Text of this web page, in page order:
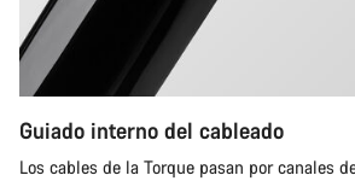
Guiado interno del cableado
Los cables de la Torque pasan por canales